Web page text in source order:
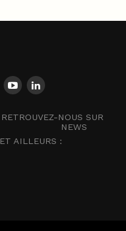
RETROUVEZ-NOUS SUR
NEWS
ET AILLEURS :